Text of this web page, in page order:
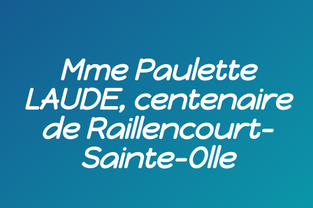
Mme Paulette
LAUDE, centenaire
de Raillencourt-
Sainte-Olle